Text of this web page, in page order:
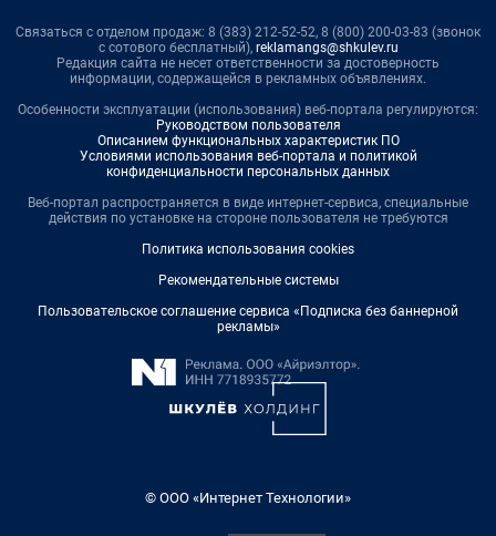
Связаться с отделом продаж: 8 (383) 212-52-52, 8 (800) 200-03-83 (звонок
с сотового бесплатный), reklamangs@shkulev.ru
Редакция сайта не несет ответственности за достоверность
информации, содержащейся в рекламных объявлениях.
Особенности эксплуатации (использования) веб-портала регулируются:
Руководством пользователя
Описанием функциональных характеристик ПО
Условиями использования веб-портала и политикой
конфиденциальности персональных данных
Веб-портал распространяется в виде интернет-сервиса, специальные
действия по установке на стороне пользователя не требуются
Политика использования cookies
Рекомендательные системы
Пользовательское соглашение сервиса «Подписка без баннерной
рекламы»
© ООО «Интернет Технологии»